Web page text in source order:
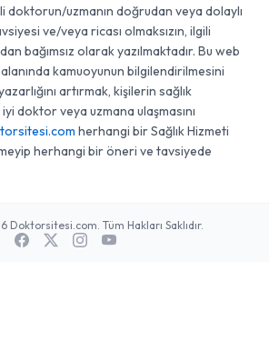
doktorun/uzmanın doğrudan veya dolaylı
ve/veya ricası olmaksızın, ilgili
bağımsız olarak yazılmaktadır. Bu web
kamuoyunun bilgilendirilmesini
artırmak, kişilerin sağlık
doktor veya uzmana ulaşmasını
herhangi bir Sağlık Hizmeti
herhangi bir öneri ve tavsiyede
Tüm Hakları Saklıdır.